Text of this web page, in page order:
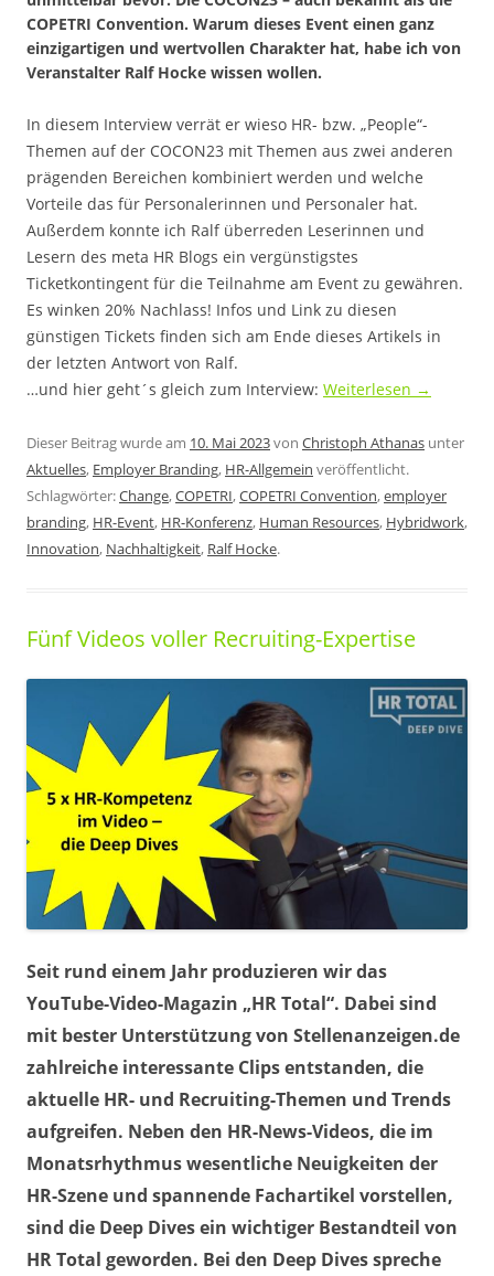
COPETRI Convention. Warum dieses Event einen ganz
einzigartigen und wertvollen Charakter hat, habe ich von
Veranstalter Ralf Hocke wissen wollen.
In diesem Interview verrät er wieso HR- bzw. „People“-
Themen auf der COCON23 mit Themen aus zwei anderen
prägenden Bereichen kombiniert werden und welche
Vorteile das für Personalerinnen und Personaler hat.
Außerdem konnte ich Ralf überreden Leserinnen und
Lesern des meta HR Blogs ein vergünstigstes
Ticketkontingent für die Teilnahme am Event zu gewähren.
Es winken 20% Nachlass! Infos und Link zu diesen
günstigen Tickets finden sich am Ende dieses Artikels in
der letzten Antwort von Ralf.
…und hier geht´s gleich zum Interview: Weiterlesen →
Dieser Beitrag wurde am 10. Mai 2023von Christoph Athanas unter
Aktuelles, Employer Branding, HR-Allgemein veröffentlicht.
Schlagwörter:Change,COPETRI,COPETRI Convention,employer
branding, HR-Event, HR-Konferenz, Human Resources, Hybridwork,
Innovation, Nachhaltigkeit, Ralf Hocke.
Fünf Videos voller Recruiting-Expertise
Seit rund einem Jahr produzieren wir das
YouTube-Video-Magazin „HR Total“. Dabei sind
mit bester Unterstützung von Stellenanzeigen.de
zahlreiche interessante Clips entstanden, die
aktuelle HR- und Recruiting-Themen und Trends
aufgreifen. Neben den HR-News-Videos, die im
Monatsrhythmus wesentliche Neuigkeiten der
HR-Szene und spannende Fachartikel vorstellen,
sind die Deep Dives ein wichtiger Bestandteil von
HR Total geworden. Bei den Deep Dives spreche